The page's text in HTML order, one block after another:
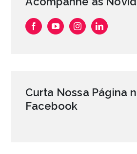
Curta Nossa Página
Facebook